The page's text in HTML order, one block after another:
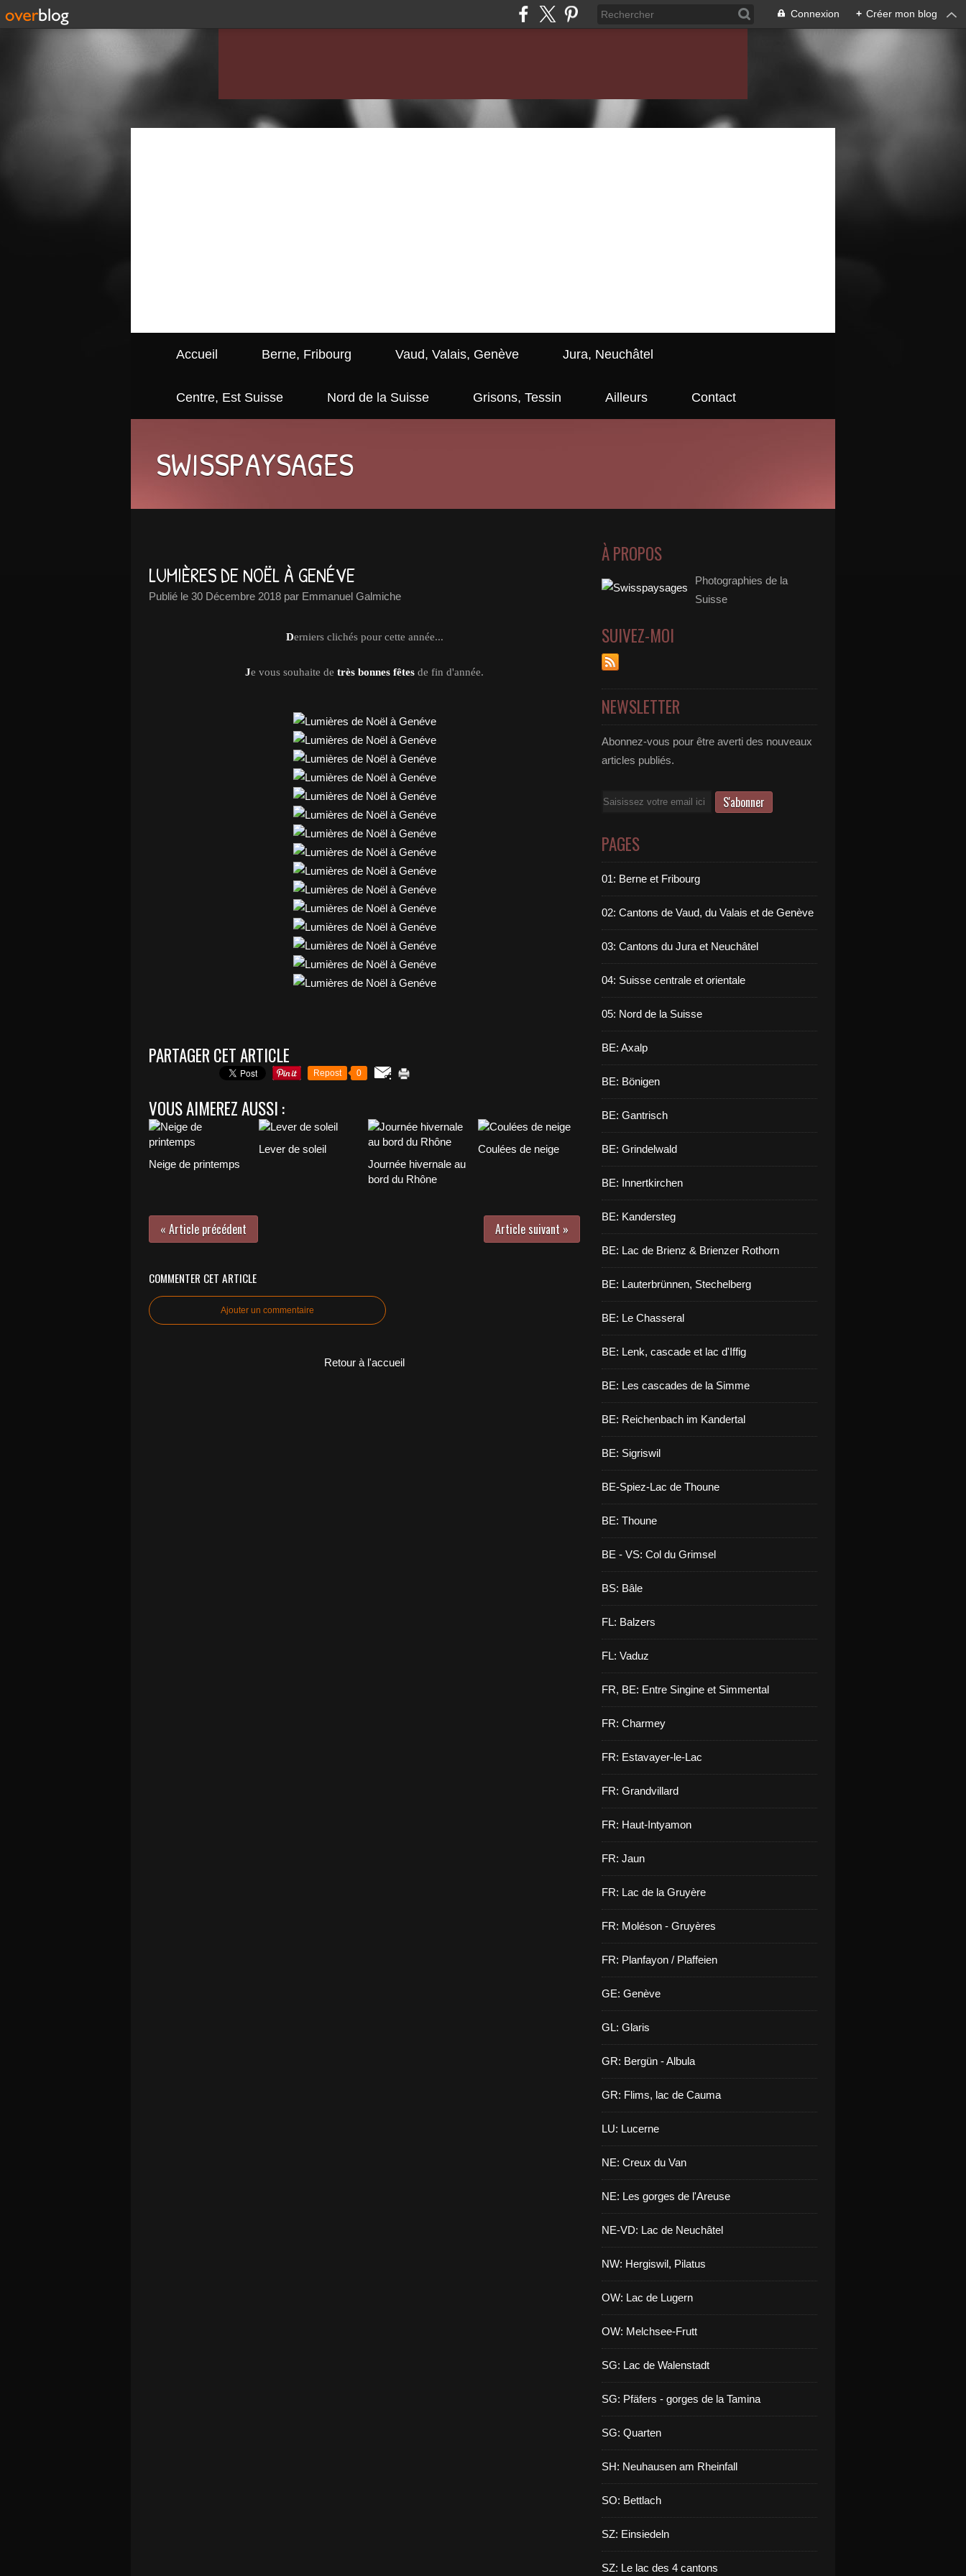
Connexion + Créer mon blog
Accueil Berne, Fribourg Vaud, Valais, Genève Jura, Neuchâtel
Centre, Est Suisse Nord de la Suisse Grisons, Tessin Ailleurs Contact
SWISSPAYSAGES
LUMIÈRES DE NOËL À GENÉVE
Publié le 30 Décembre 2018 par Emmanuel Galmiche
Derniers clichés pour cette année...
Je vous souhaite de très bonnes fêtes de fin d'année.
PARTAGER CET ARTICLE
Repost 0
VOUS AIMEREZ AUSSI :
Neige de printemps
Lever de soleil
Journée hivernale au
bord du Rhône
Coulées de neige
« Article précédent Article suivant »
COMMENTER CET ARTICLE
Ajouter un commentaire
Retour à l'accueil
À PROPOS
Photographies de la
Suisse
SUIVEZ-MOI
NEWSLETTER
Abonnez-vous pour être averti des nouveaux
articles publiés.
Email
PAGES
01: Berne et Fribourg
02: Cantons de Vaud, du Valais et de Genève
03: Cantons du Jura et Neuchâtel
04: Suisse centrale et orientale
05: Nord de la Suisse
BE: Axalp
BE: Bönigen
BE: Gantrisch
BE: Grindelwald
BE: Innertkirchen
BE: Kandersteg
BE: Lac de Brienz & Brienzer Rothorn
BE: Lauterbrünnen, Stechelberg
BE: Le Chasseral
BE: Lenk, cascade et lac d'Iffig
BE: Les cascades de la Simme
BE: Reichenbach im Kandertal
BE: Sigriswil
BE-Spiez-Lac de Thoune
BE: Thoune
BE - VS: Col du Grimsel
BS: Bâle
FL: Balzers
FL: Vaduz
FR, BE: Entre Singine et Simmental
FR: Charmey
FR: Estavayer-le-Lac
FR: Grandvillard
FR: Haut-Intyamon
FR: Jaun
FR: Lac de la Gruyère
FR: Moléson - Gruyères
FR: Planfayon / Plaffeien
GE: Genève
GL: Glaris
GR: Bergün - Albula
GR: Flims, lac de Cauma
LU: Lucerne
NE: Creux du Van
NE: Les gorges de l'Areuse
NE-VD: Lac de Neuchâtel
NW: Hergiswil, Pilatus
OW: Lac de Lugern
OW: Melchsee-Frutt
SG: Lac de Walenstadt
SG: Pfäfers - gorges de la Tamina
SG: Quarten
SH: Neuhausen am Rheinfall
SO: Bettlach
SZ: Einsiedeln
SZ: Le lac des 4 cantons